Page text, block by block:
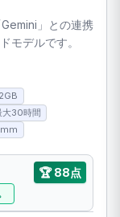
」との連携
モデルです。
大30時間
🏆 88点